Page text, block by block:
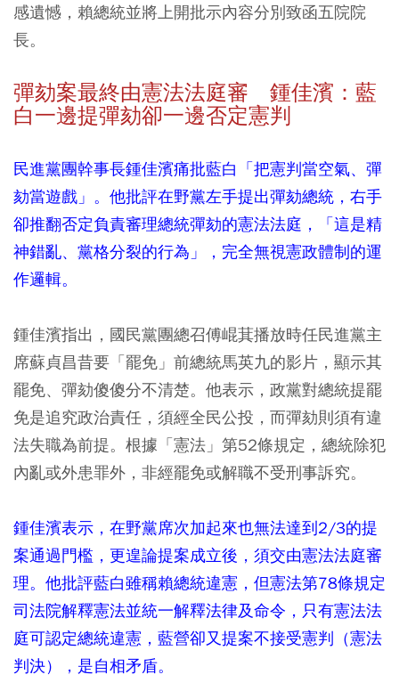
感遺憾，賴總統並將上開批示內容分別致函五院院
長。
彈劾案最終由憲法法庭審 鍾佳濱：藍
白一邊提彈劾卻一邊否定憲判
民進黨團幹事長鍾佳濱痛批藍白「把憲判當空氣、彈
劾當遊戲」。他批評在野黨左手提出彈劾總統，右手
卻推翻否定負責審理總統彈劾的憲法法庭，「這是精
神錯亂、黨格分裂的行為」，完全無視憲政體制的運
作邏輯。
鍾佳濱指出，國民黨團總召傅崐萁播放時任民進黨主
席蘇貞昌昔要「罷免」前總統馬英九的影片，顯示其
罷免、彈劾傻傻分不清楚。他表示，政黨對總統提罷
免是追究政治責任，須經全民公投，而彈劾則須有違
法失職為前提。根據「憲法」第52條規定，總統除犯
內亂或外患罪外，非經罷免或解職不受刑事訴究。
鍾佳濱表示，在野黨席次加起來也無法達到2/3的提
案通過門檻，更遑論提案成立後，須交由憲法法庭審
理。他批評藍白雖稱賴總統違憲，但憲法第78條規定
司法院解釋憲法並統一解釋法律及命令，只有憲法法
庭可認定總統違憲，藍營卻又提案不接受憲判（憲法
判決），是自相矛盾。